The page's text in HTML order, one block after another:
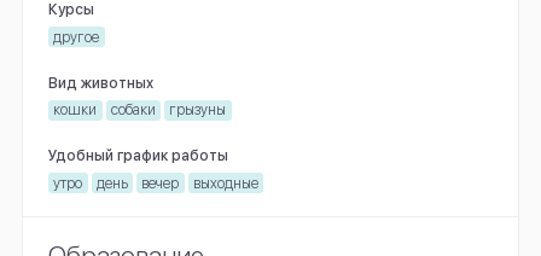
Курсы
другое
Вид животных
кошки
собаки грызуны
Удобный график работы
утро
день вечер выходные